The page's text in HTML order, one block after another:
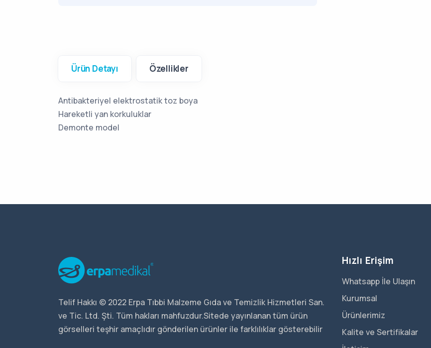
Ürün Detayı Özellikler
Antibakteriyel elektrostatik toz boya
Hareketli yan korkuluklar
Demonte model
Telif Hakkı © 2022 Erpa Tıbbi Malzeme Gıda ve Temizlik Hizmetleri San.
ve Tic. Ltd. Şti. Tüm hakları mahfuzdur.Sitede yayınlanan tüm ürün
görselleri teşhir amaçlıdır gönderilen ürünler ile farklılıklar gösterebilir
Hızlı Erişim
Whatsapp İle Ulaşın
Kurumsal
Ürünlerimiz
Kalite ve Sertifikalar